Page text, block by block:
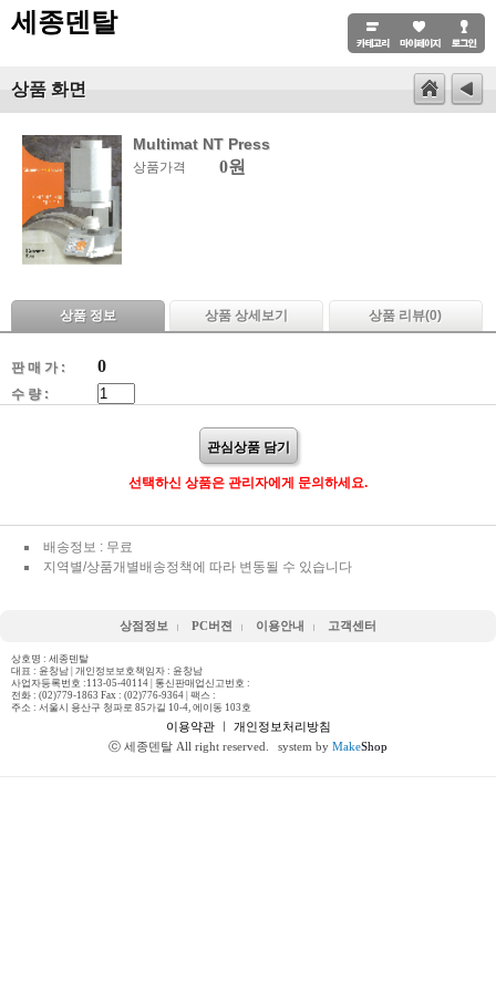
세종덴탈
상품 화면
Multimat NT Press
상품가격 0원
상품 정보 상품 상세보기 상품 리뷰(0)
판 매 가 : 0
수 량 :
관심상품 담기
선택하신 상품은 관리자에게 문의하세요.
배송정보 : 무료
지역별/상품개별배송정책에 따라 변동될 수 있습니다
상점정보 PC버젼 이용안내 고객센터
상호명 : 세종덴탈
대표 : 윤창남 | 개인정보보호책임자 : 윤창남
사업자등록번호 :113-05-40114 | 통신판매업신고번호 :
전화 : (02)779-1863 Fax : (02)776-9364 | 팩스 :
주소 : 서울시 용산구 청파로 85가길 10-4, 에이동 103호
이용약관ㅣ 개인정보처리방침
ⓒ 세종덴탈 All right reserved.
system by MakeShop